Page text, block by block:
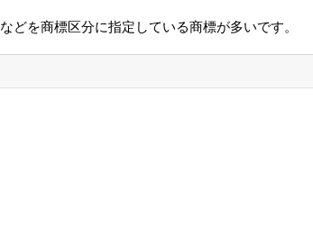
などを商標区分に指定している商標が多いです。